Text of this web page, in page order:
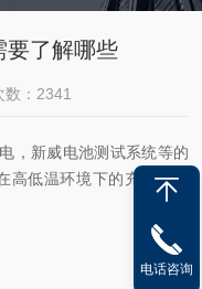
要了解哪些
数：2341
，新威电池测试系统等的
低温环境下的充放电试
电话咨询